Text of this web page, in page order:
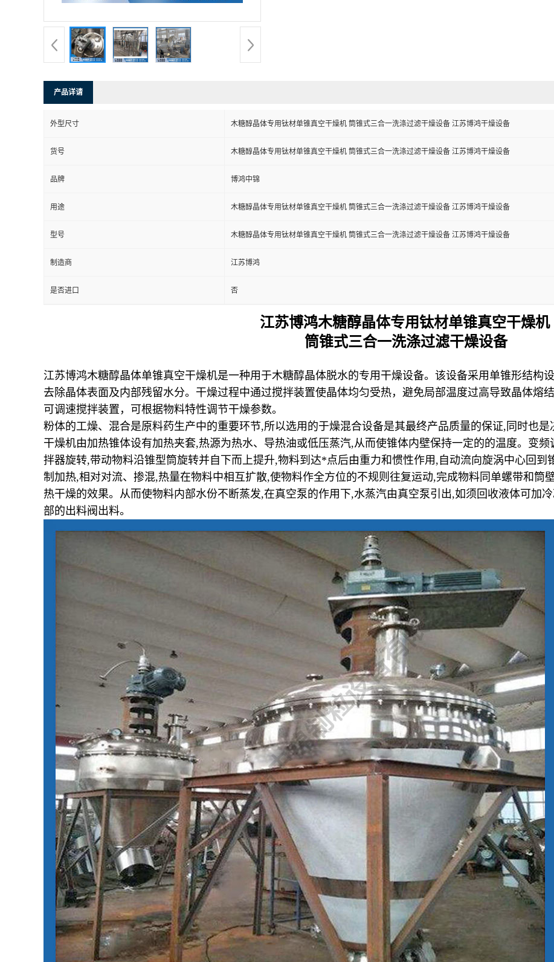
产品详请
外型尺寸 木糖醇晶体专用钛材单锥真空干燥机 筒锥式三合一洗涤过滤干燥设备 江苏博鸿干燥设备
货号 木糖醇晶体专用钛材单锥真空干燥机 筒锥式三合一洗涤过滤干燥设备 江苏博鸿干燥设备
品牌 博鸿中锦
用途 木糖醇晶体专用钛材单锥真空干燥机 筒锥式三合一洗涤过滤干燥设备 江苏博鸿干燥设备
型号 木糖醇晶体专用钛材单锥真空干燥机 筒锥式三合一洗涤过滤干燥设备 江苏博鸿干燥设备
制造商 江苏博鸿
是否进口 否
江苏博鸿木糖醇晶体专用钛材单锥真空干燥机
筒锥式三合一洗涤过滤干燥设备
江苏博鸿木糖醇晶体单锥真空干燥机是一种用于木糖醇晶体脱水的专用干燥设备。该设备采用单锥形结构
去除晶体表面及内部残留水分。干燥过程中通过搅拌装置使晶体均匀受热，避免局部温度过高导致晶体熔
可调速搅拌装置，可根据物料特性调节干燥参数。
粉体的工燥、混合是原料药生产中的重要环节,所以选用的于燥混合设备是其最终产品质量的保证, 同时也是
干燥机由加热锥体设有加热夹套,热源为热水、导热油或低压蒸汽,从而使锥体内壁保持一定的的温度。变
拌器旋转,带动物料沿锥型筒旋转并自下而上提升,物料到达*点后由重力和惯性作用 , 自动流向旋涡中心回到
制加热,相对对流、掺混,热量在物料中相互扩散,使物料作全方位的不规则往复运动,完成物料同单螺带和筒
热干燥的效果。从而使物料内部水份不断蒸发,在真空泵的作用下,水蒸汽由真空泵引出,如须回收液体可加
部的出料阀出料。